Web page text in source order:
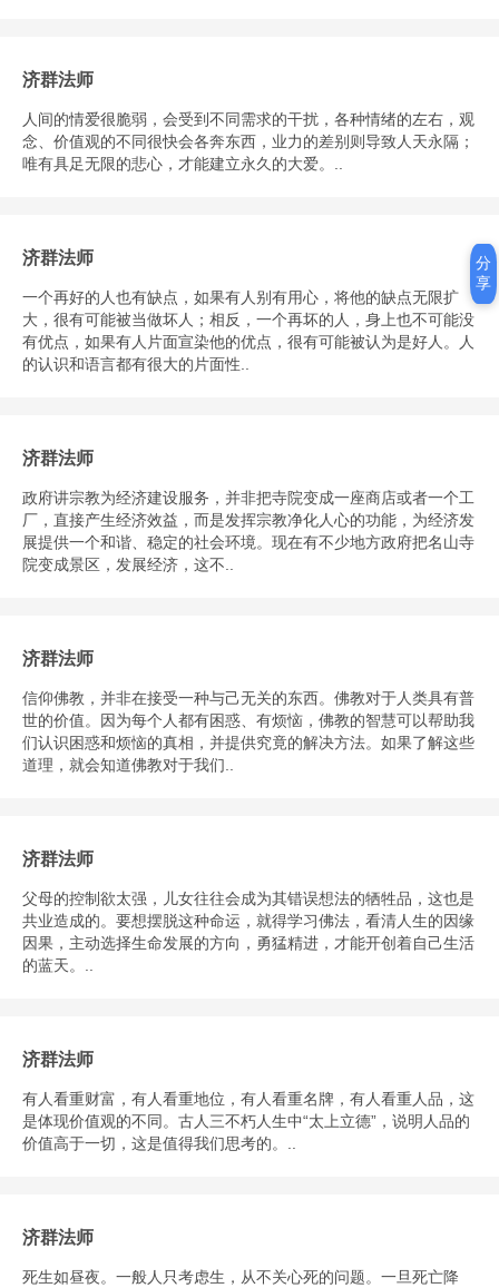
济群法师
人间的情爱很脆弱，会受到不同需求的干扰，各种情绪的左右，观
念、价值观的不同很快会各奔东西，业力的差别则导致人天永隔；
唯有具足无限的悲心，才能建立永久的大爱。..
济群法师
一个再好的人也有缺点，如果有人别有用心，将他的缺点无限扩
大，很有可能被当做坏人；相反，一个再坏的人，身上也不可能没
有优点，如果有人片面宣染他的优点，很有可能被认为是好人。人
的认识和语言都有很大的片面性..
济群法师
政府讲宗教为经济建设服务，并非把寺院变成一座商店或者一个工
厂，直接产生经济效益，而是发挥宗教净化人心的功能，为经济发
展提供一个和谐、稳定的社会环境。现在有不少地方政府把名山寺
院变成景区，发展经济，这不..
济群法师
信仰佛教，并非在接受一种与己无关的东西。佛教对于人类具有普
世的价值。因为每个人都有困惑、有烦恼，佛教的智慧可以帮助我
们认识困惑和烦恼的真相，并提供究竟的解决方法。如果了解这些
道理，就会知道佛教对于我们..
济群法师
父母的控制欲太强，儿女往往会成为其错误想法的牺牲品，这也是
共业造成的。要想摆脱这种命运，就得学习佛法，看清人生的因缘
因果，主动选择生命发展的方向，勇猛精进，才能开创着自己生活
的蓝天。..
济群法师
有人看重财富，有人看重地位，有人看重名牌，有人看重人品，这
是体现价值观的不同。古人三不朽人生中“太上立德”，说明人品的
价值高于一切，这是值得我们思考的。..
济群法师
死生如昼夜。一般人只考虑生，从不关心死的问题。一旦死亡降
分
享